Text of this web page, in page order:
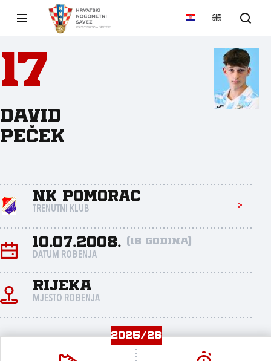
17
David
Peček
NK Pomorac
TRENUTNI KLUB
10.07.2008. (18 godina)
DATUM ROĐENJA
Rijeka
MJESTO ROĐENJA
2025/26